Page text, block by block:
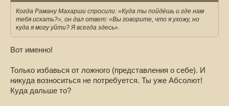
Когда Раману Махарши спросили: «Куда ты пойдёшь и где нам
тебя искать?», он дал ответ: «Вы говорите, что я ухожу, но
куда я могу уйти? Я всегда здесь».
Вот именно!
Только избавься от ложного (представления о себе). И
никуда возноситься не потребуется. Ты уже Абсолют!
Куда дальше то?